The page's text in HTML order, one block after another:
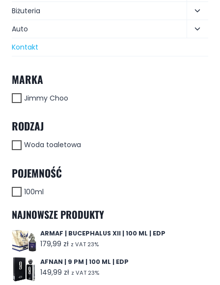
Biżuteria
Auto
Kontakt
MARKA
Jimmy Choo
RODZAJ
Woda toaletowa
POJEMNOŚĆ
100ml
NAJNOWSZE PRODUKTY
ARMAF | BUCEPHALUS XII | 100 ML | EDP
179,99 zł z VAT 23%
AFNAN | 9 PM | 100 ML | EDP
149,99 zł z VAT 23%